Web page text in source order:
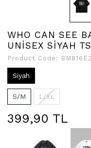
WHO CAN SEE
UNİSEX SİYAH
Product Code:
Siyah
S/M L/XL
399,90 TL